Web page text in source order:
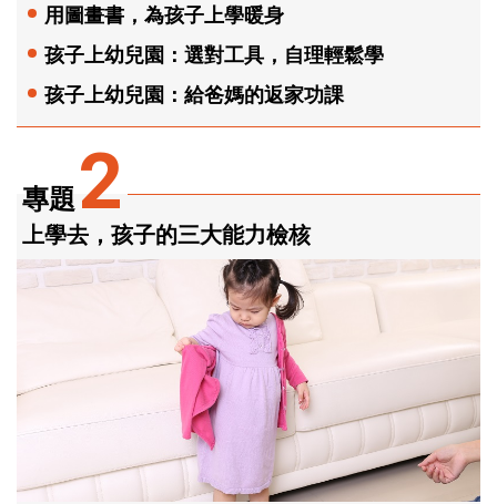
專題2
上學去，孩子的三大能力檢核
用圖畫書，為孩子上學暖身
孩子上幼兒園：選對工具，自理輕鬆學
孩子上幼兒園：給爸媽的返家功課